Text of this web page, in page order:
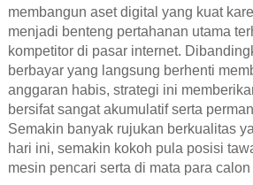
membangun aset digital yang kuat
menjadi benteng pertahanan utama
kompetitor di pasar internet.
berbayar yang langsung berhenti
anggaran habis, strategi ini
bersifat sangat akumulatif serta
Semakin banyak rujukan berkualitas
hari ini, semakin kokoh pula posisi
mesin pencari serta di mata para